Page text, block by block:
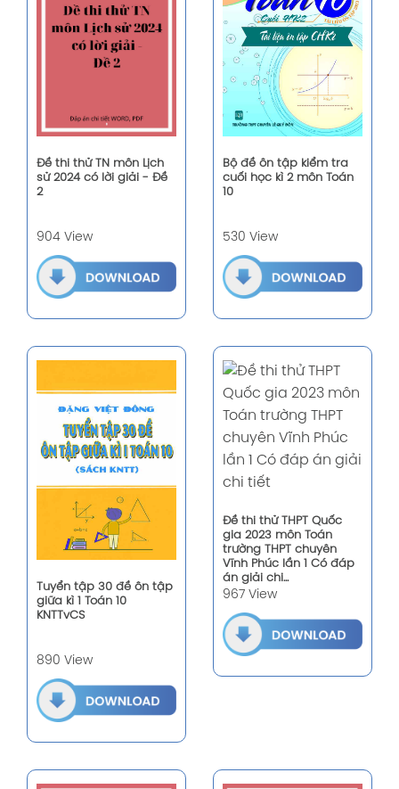
Đề thi thử TN môn Lịch
sử 2024 có lời giải - Đề
2
904 View
Bộ đề ôn tập kiểm tra
cuối học kì 2 môn Toán
10
530 View
Tuyển tập 30 đề ôn tập
giữa kì 1 Toán 10
KNTTvCS
890 View
Đề thi thử THPT Quốc
gia 2023 môn Toán
trường THPT chuyên
Vĩnh Phúc lần 1 Có đáp
án giải chi...
967 View